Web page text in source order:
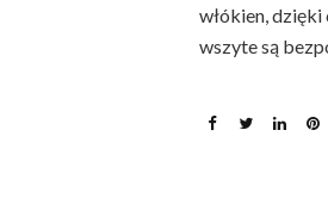
włókien, dzięki
wszyte są